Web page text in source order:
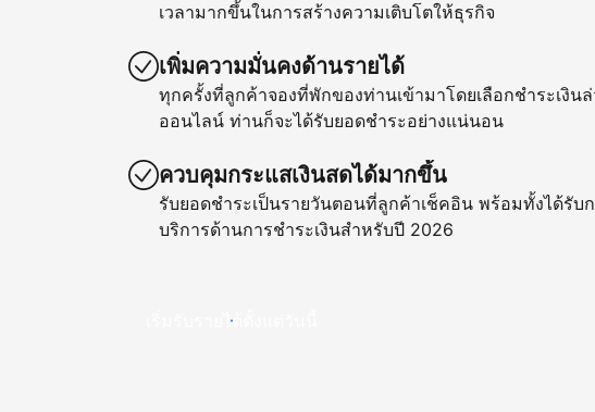
เวลามากขึ้นในการสร้างความเติบโตให้ธุรกิจ
เพิ่มความมั่นคงด้านรายได้
ทุกครั้งที่ลูกค้าจองที่พักของท่านเข้ามาโดยเลือกชำระเงิน
ออนไลน์ ท่านก็จะได้รับยอดชำระอย่างแน่นอน
ควบคุมกระแสเงินสดได้มากขึ้น
รับยอดชำระเป็นรายวันตอนที่ลูกค้าเช็คอิน พร้อมทั้งได้รับ
บริการด้านการชำระเงินสำหรับปี 2026
เริ่มรับรายได้ตั้งแต่วันนี้